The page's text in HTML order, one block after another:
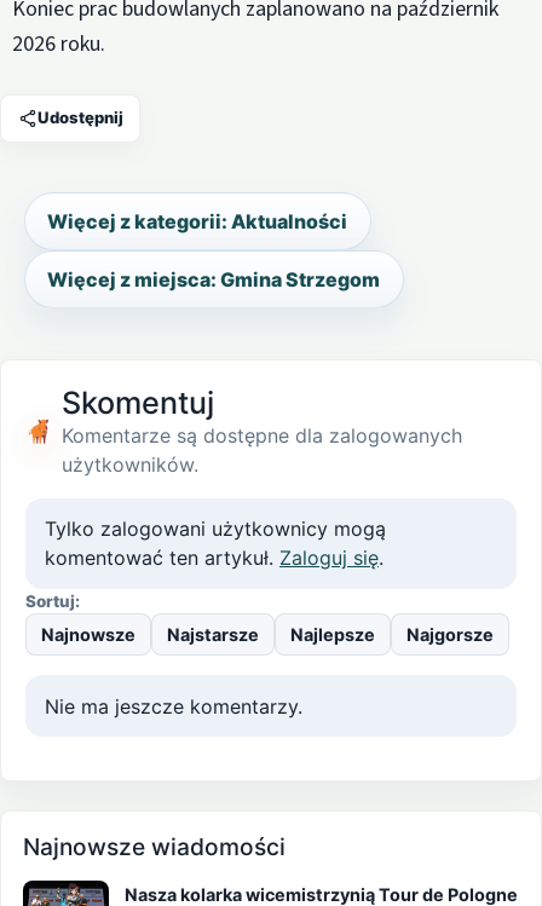
Koniec prac budowlanych zaplanowano na październik
2026 roku.
Udostępnij
Więcej z kategorii: Aktualności
Więcej z miejsca: Gmina Strzegom
Skomentuj
Komentarze są dostępne dla zalogowanych
użytkowników.
Tylko zalogowani użytkownicy mogą
komentować ten artykuł. Zaloguj się.
Sortuj:
Najnowsze Najstarsze Najlepsze Najgorsze
Nie ma jeszcze komentarzy.
Najnowsze wiadomości
Nasza kolarka wicemistrzynią Tour de Pologne